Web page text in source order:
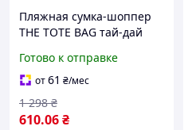
Пляжная сумка-шоппер
THE TOTE BAG тай-дай
вместительная сумка с
ручками, летняя сумочка
через плечо Голубая qwr
Готово к отправке
от61 ₴/мес
610.06₴
1 298 ₴